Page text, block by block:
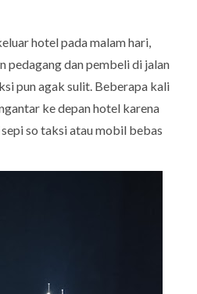
hotel pada malam hari,
pedagang dan pembeli di jalan
pun agak sulit. Beberapa kali
ke depan hotel karena
so taksi atau mobil bebas